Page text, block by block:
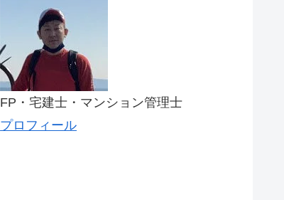
FP・宅建士・マンション管理士
プロフィール